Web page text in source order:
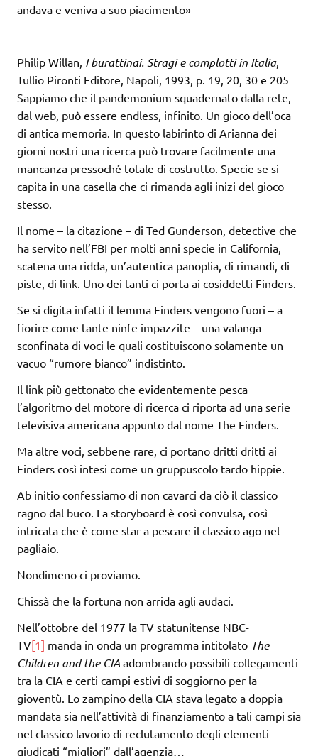
andava e veniva a suo piacimento»
Philip Willan, I burattinai. Stragi e complotti in Italia,
Tullio Pironti Editore, Napoli, 1993, p. 19, 20, 30 e 205
Sappiamo che il pandemonium squadernato dalla rete,
dal web, può essere endless, infinito. Un gioco dell’oca
di antica memoria. In questo labirinto di Arianna dei
giorni nostri una ricerca può trovare facilmente una
mancanza pressoché totale di costrutto. Specie se si
capita in una casella che ci rimanda agli inizi del gioco
stesso.
Il nome – la citazione – di Ted Gunderson, detective che
ha servito nell’FBI per molti anni specie in California,
scatena una ridda, un’autentica panoplia, di rimandi, di
piste, di link. Uno dei tanti ci porta ai cosiddetti Finders.
Se si digita infatti il lemma Finders vengono fuori – a
fiorire come tante ninfe impazzite – una valanga
sconfinata di voci le quali costituiscono solamente un
vacuo “rumore bianco” indistinto.
Il link più gettonato che evidentemente pesca
l’algoritmo del motore di ricerca ci riporta ad una serie
televisiva americana appunto dal nome The Finders.
Ma altre voci, sebbene rare, ci portano dritti dritti ai
Finders così intesi come un gruppuscolo tardo hippie.
Ab initio confessiamo di non cavarci da ciò il classico
ragno dal buco. La storyboard è così convulsa, così
intricata che è come star a pescare il classico ago nel
pagliaio.
Nondimeno ci proviamo.
Chissà che la fortuna non arrida agli audaci.
Nell’ottobre del 1977 la TV statunitense NBC-
TV[1] manda in onda un programma intitolato The
Children and the CIA adombrando possibili collegamenti
tra la CIA e certi campi estivi di soggiorno per la
gioventù. Lo zampino della CIA stava legato a doppia
mandata sia nell’attività di finanziamento a tali campi sia
nel classico lavorio di reclutamento degli elementi
giudicati “migliori” dall’agenzia…